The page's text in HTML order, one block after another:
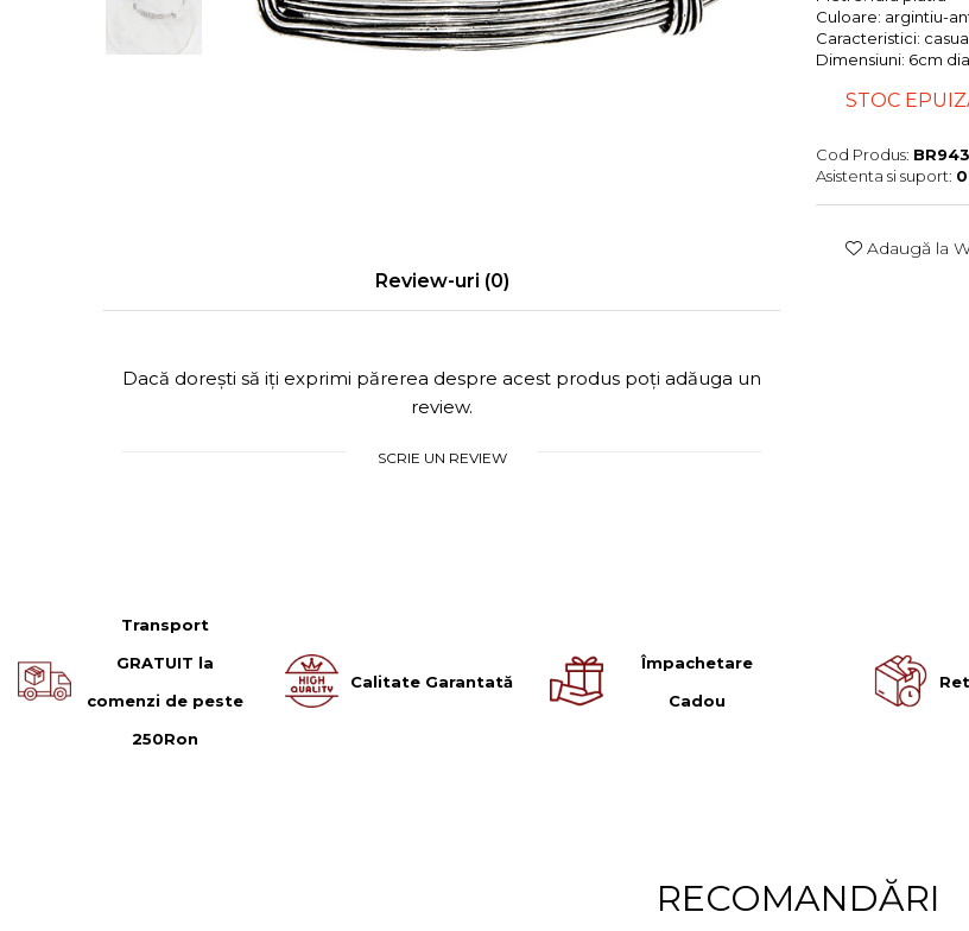
Bănuț Moț Personalizat
Seturi Brățări Personalizate
Cercei Fashion
Culoare: argintiu-
Caracteristici:
Dimensiuni: 6cm
STOC
Cod Produs: BR943
Asistenta si suport:
Adaugă la
Review-uri (0)
Dacă dorești să iți exprimi părerea despre acest produs poți adăuga un
review.
SCRIE UN REVIEW
Transport
GRATUIT la
comenzi de peste
250Ron
Calitate Garantată
Împachetare
Cadou
RECOMANDĂRI